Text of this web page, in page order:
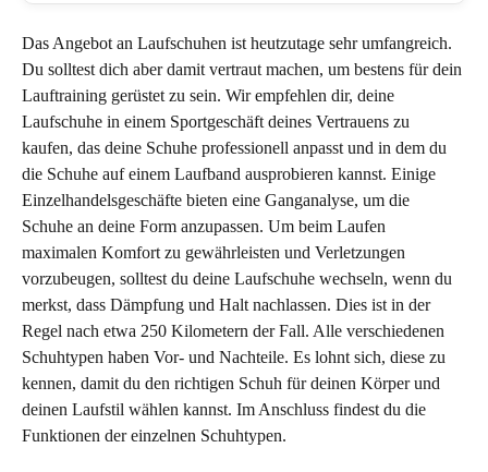
Das Angebot an Laufschuhen ist heutzutage sehr umfangreich.
Du solltest dich aber damit vertraut machen, um bestens für dein
Lauftraining gerüstet zu sein. Wir empfehlen dir, deine
Laufschuhe in einem Sportgeschäft deines Vertrauens zu
kaufen, das deine Schuhe professionell anpasst und in dem du
die Schuhe auf einem Laufband ausprobieren kannst. Einige
Einzelhandelsgeschäfte bieten eine Ganganalyse, um die
Schuhe an deine Form anzupassen. Um beim Laufen
maximalen Komfort zu gewährleisten und Verletzungen
vorzubeugen, solltest du deine Laufschuhe wechseln, wenn du
merkst, dass Dämpfung und Halt nachlassen. Dies ist in der
Regel nach etwa 250 Kilometern der Fall. Alle verschiedenen
Schuhtypen haben Vor- und Nachteile. Es lohnt sich, diese zu
kennen, damit du den richtigen Schuh für deinen Körper und
deinen Laufstil wählen kannst. Im Anschluss findest du die
Funktionen der einzelnen Schuhtypen.